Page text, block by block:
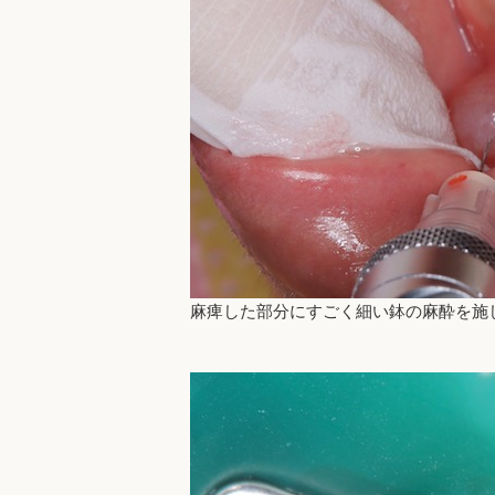
麻痺した部分にすごく細い鉢の麻酔を施